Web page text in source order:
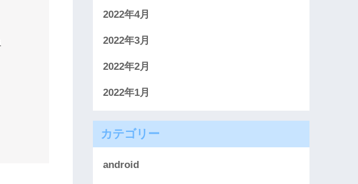
2022年4月
2022年3月
2022年2月
2022年1月
カテゴリー
android